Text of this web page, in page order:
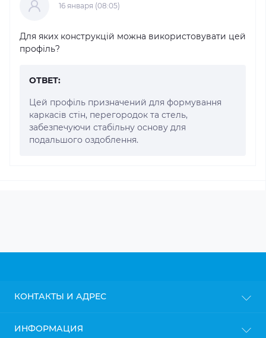
16 января (08:05)
Для яких конструкцій можна використовувати цей
профіль?
ОТВЕТ:
Цей профіль призначений для формування
каркасів стін, перегородок та стель,
забезпечуючи стабільну основу для
подальшого оздоблення.
КОНТАКТЫ И АДРЕС
ИНФОРМАЦИЯ